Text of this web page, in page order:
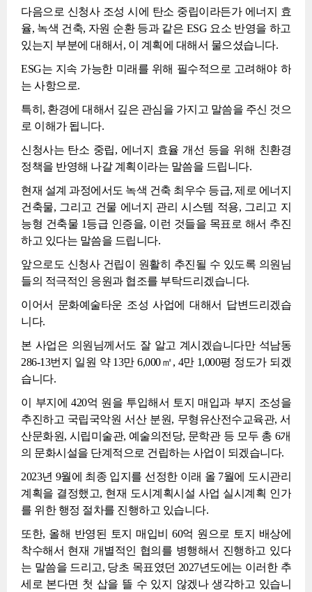
다음으로 신청사 조성 시에 탄소 중립이라든가 에너지 효
율, 녹색 건축, 자원 순환 등과 같은 ESG 요소 반영을 하고
있는지 부분에 대해서, 이 계획에 대해서 물으셨습니다.
ESG는 지속 가능한 미래를 위해 필수적으로 고려해야 하
는 사항으로.
특히, 환경에 대해서 깊은 관심을 가지고 말씀을 주신 것으
로 이해가 됩니다.
신청사는 탄소 중립, 에너지 효율 개선 등을 위해 친환경
정책을 반영해 나갈 계획이라는 말씀을 드립니다.
현재 설계 과정에서도 녹색 건축 최우수 등급, 제로 에너지
건축물, 그리고 건물 에너지 관리 시스템 적용, 그리고 지
능형 건축물 1등급 인증을, 이런 것들을 목표로 해서 추진
하고 있다는 말씀을 드립니다.
앞으로도 신청사 건립이 원활히 추진될 수 있도록 의원님
들의 적극적인 응원과 협조를 부탁드리겠습니다.
이어서 문화예술타운 조성 사업에 대해서 답변드리겠습
니다.
본 사업은 의원님께서도 잘 알고 계시겠습니다만 석남동
286-13번지 일원 약 13만 6,000㎡, 4만 1,000평 정도가 되겠
습니다.
이 부지에 420억 원을 투입해서 토지 매입과 부지 조성을
추진하고 국립국악원 서산 분원, 무형유산전수교육관, 서
산문화원, 시립미술관, 예술의전당, 문학관 등 모두 총 6개
의 문화시설을 단계적으로 건립하는 사업이 되겠습니다.
2023년 9월에 최종 입지를 선정한 이래 올 7월에 도시관리
계획을 결정했고, 현재 도시계획시설 사업 실시계획 인가
를 위한 행정 절차를 진행하고 있습니다.
또한, 올해 반영된 토지 매입비 60억 원으로 토지 배상에
착수해서 현재 개별적인 협의를 병행해서 진행하고 있다
는 말씀을 드리고, 당초 목표였던 2027년도에는 이러한 추
세로 본다면 첫 삽을 뜰 수 있지 않겠나 생각하고 있습니